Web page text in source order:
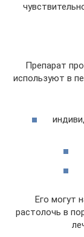
Препарат
используют в
Его могут
растолочь в